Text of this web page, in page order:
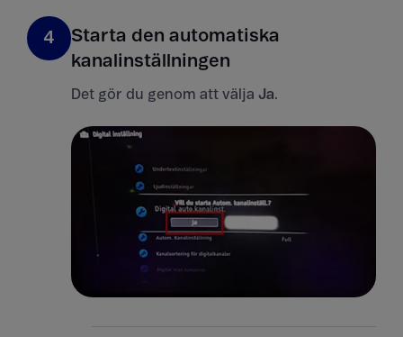
4
Starta den automatiska
kanalinställningen
Det gör du genom att välja Ja.